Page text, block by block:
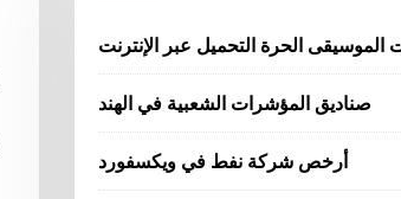
الحرة التحميل عبر الإنترنت
صناديق المؤشرات الشعبية في الهند
أرخص شركة نفط في ويكسفورد